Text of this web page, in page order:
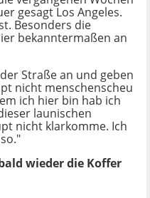
gesagt Los Angeles.
Besonders die
bekanntermaßen an
Straße an und geben
nicht menschenscheu
ich hier bin hab ich
launischen
nicht klarkomme. Ich
wieder die Koffer